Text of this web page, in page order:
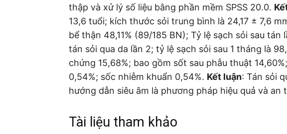
thập và xử lý số liệu bằng phần mềm SPSS 20.0.
13,6 tuổi; kích thước sỏi trung bình là 24,17 ± 7,6
bể thận 48,11% (89/185 BN); Tỷ lệ sạch sỏi sau tán
tán sỏi qua da lần 2; tỷ lệ sạch sỏi sau 1 tháng là
chứng 15,68%; bao gồm sốt sau phẫu thuật
0,54%; sốc nhiễm khuẩn 0,54%. Kết luận: Tán sỏi
hướng dẫn siêu âm là phương pháp hiệu quả và
Tài liệu tham khảo